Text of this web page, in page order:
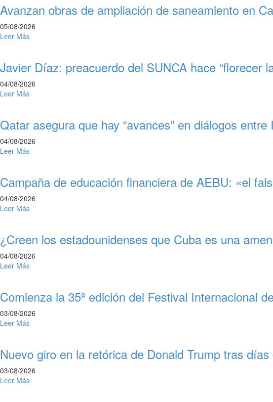
Avanzan obras de ampliación de saneamiento en
05/08/2026
Leer Más
Javier Díaz: preacuerdo del SUNCA hace “florecer
04/08/2026
Leer Más
Qatar asegura que hay “avances” en diálogos
04/08/2026
Leer Más
Campaña de educación financiera de AEBU: «el
04/08/2026
Leer Más
¿Creen los estadounidenses que Cuba es una
04/08/2026
Leer Más
Comienza la 35ª edición del Festival Internacional
03/08/2026
Leer Más
Nuevo giro en la retórica de Donald Trump tras
03/08/2026
Leer Más